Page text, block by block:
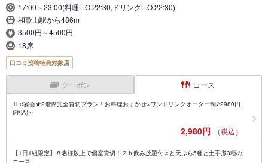
17:00～23:00(料理L.O.22:30,ドリンクL.O.22:30)
和歌山駅から486m
3500円～4500円
18席
口コミ投稿特典対象店
クーポン コース
The宴会★2階席完全貸切プラン！お料理おまかせ×ワンドリンクオーダー制♪2980円
(税込)～
2,980円 （税込）
【1日1組限定】８名様以上で個室貸切！２ｈ飲み放題付きと天ぷら5種と土手煮3種の
コース